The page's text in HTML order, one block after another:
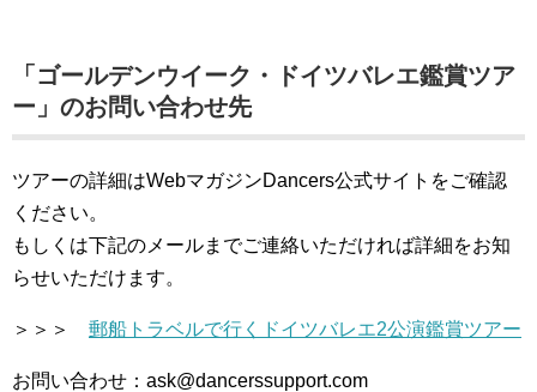
「ゴールデンウイーク・ドイツバレエ鑑賞ツア
ー」のお問い合わせ先
ツアーの詳細はWebマガジンDancers公式サイトをご確認
ください。
もしくは下記のメールまでご連絡いただければ詳細をお知
らせいただけます。
＞＞＞ 郵船トラベルで行くドイツバレエ2公演鑑賞ツアー
お問い合わせ：ask@dancerssupport.com